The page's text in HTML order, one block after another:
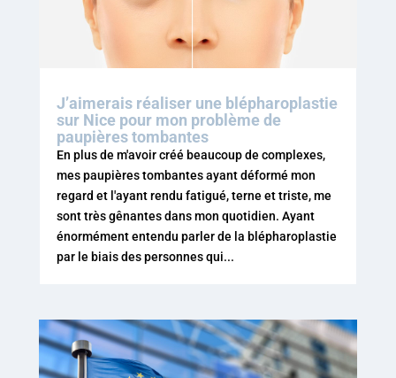
J’aimerais réaliser une blépharoplastie
sur Nice pour mon problème de
paupières tombantes
En plus de m'avoir créé beaucoup de complexes,
mes paupières tombantes ayant déformé mon
regard et l'ayant rendu fatigué, terne et triste, me
sont très gênantes dans mon quotidien. Ayant
énormément entendu parler de la blépharoplastie
par le biais des personnes qui...